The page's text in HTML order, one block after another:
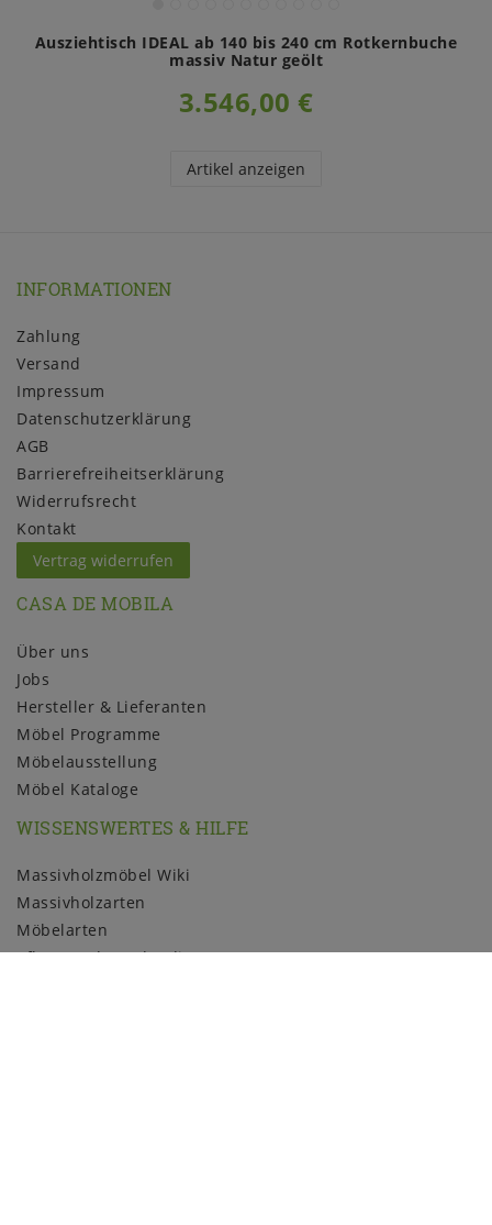
Ausziehtisch IDEAL ab 140 bis 240 cm Rotkernbuche
massiv Natur geölt
3.546,00 €
Artikel anzeigen
INFORMATIONEN
Zahlung
Versand
Impressum
Daten­schutz­erklärung
AGB
Barrierefreiheitserklärung
Widerrufs­recht
Kontakt
Vertrag widerrufen
CASA DE MOBILA
Über uns
Jobs
Hersteller & Lieferanten
Möbel Programme
Möbelausstellung
Möbel Kataloge
WISSENSWERTES & HILFE
Massivholzmöbel Wiki
Massivholzarten
Möbelarten
Pflege und Kundendienst